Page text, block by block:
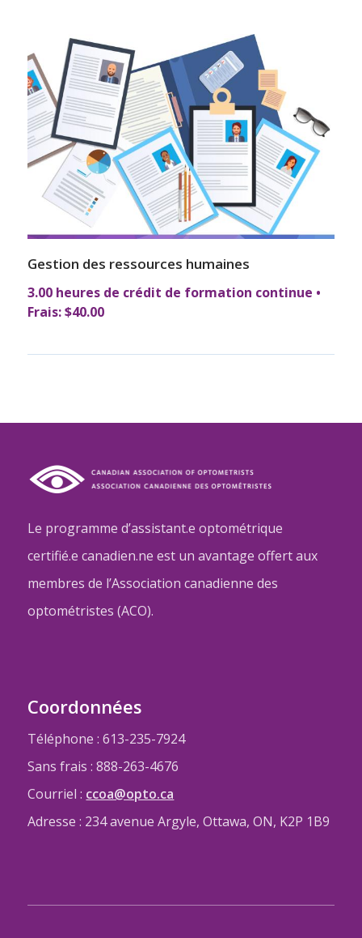
Gestion des ressources humaines
3.00 heures de crédit de formation continue •
Frais: $40.00
Le programme d’assistant.e optométrique
certifié.e canadien.ne est un avantage offert aux
membres de l’Association canadienne des
optométristes (ACO).
Coordonnées
Téléphone : 613-235-7924
Sans frais : 888-263-4676
Courriel : ccoa@opto.ca
Adresse : 234 avenue Argyle, Ottawa, ON, K2P 1B9